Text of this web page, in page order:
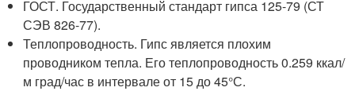
ГОСТ. Государственный стандарт гипса 125-79 (СТ
СЭВ 826-77).
Теплопроводность. Гипс является плохим
проводником тепла. Его теплопроводность 0.259 ккал/
м град/час в интервале от 15 до 45°С.